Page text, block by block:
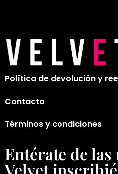
Política de devolución y
Contacto
Términos y condiciones
Entérate de las
Velvet